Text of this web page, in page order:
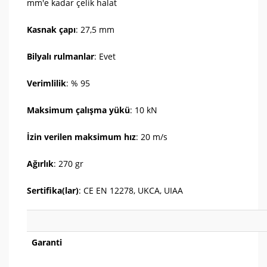
mm'e kadar çelik halat
Kasnak çapı: 27,5 mm
Bilyalı rulmanlar: Evet
Verimlilik: % 95
Maksimum çalışma yükü: 10 kN
İzin verilen maksimum hız: 20 m/s
Ağırlık: 270 gr
Sertifika(lar): CE EN 12278, UKCA, UIAA
Garanti